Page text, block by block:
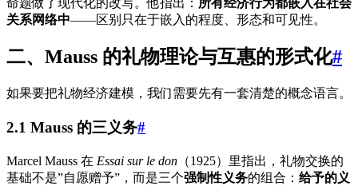
关系网络中——区别只在于嵌入的程度、形态和可见性。
二、Mauss 的礼物理论与互惠的形式化#
如果要把礼物经济建模，我们需要先有一套清楚的概念语言。
2.1 Mauss 的三义务#
Marcel Mauss 在 Essai sur le don （1925）里指出，礼物交换的
基础不是”自愿赠予”，而是三个强制性义务的组合： 给予的义